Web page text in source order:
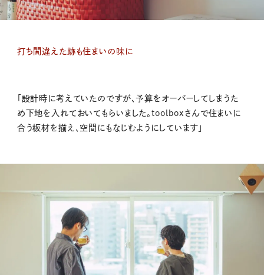
打ち間違えた跡も住まいの味に
「設計時に考えていたのですが、予算をオーバーしてしまうた
め下地を入れておいてもらいました。toolboxさんで住まいに
合う板材を揃え、空間にもなじむようにしています」